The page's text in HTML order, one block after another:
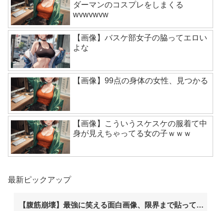
ダーマンのコスプレをしまくる
wvwvwvw
【画像】バスケ部女子の脇ってエロい
よな
【画像】99点の身体の女性、見つかる
【画像】こういうスケスケの服着て中
身が見えちゃってる女の子ｗｗｗ
最新ピックアップ
【腹筋崩壊】最強に笑える面白画像、限界まで貼っていけｗｗｗ